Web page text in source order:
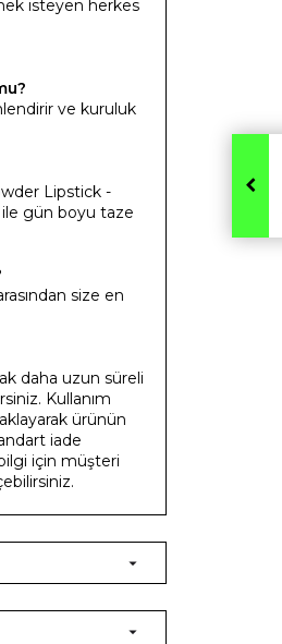
isteyen herkes
ve kuruluk
Lipstick -
ile gün boyu taze
size en
daha uzun süreli
Kullanım
ürünün
iade
için müşteri